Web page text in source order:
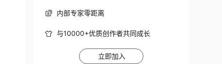
内部专家零距离
与10000+优质创作者共同成长
立即加入